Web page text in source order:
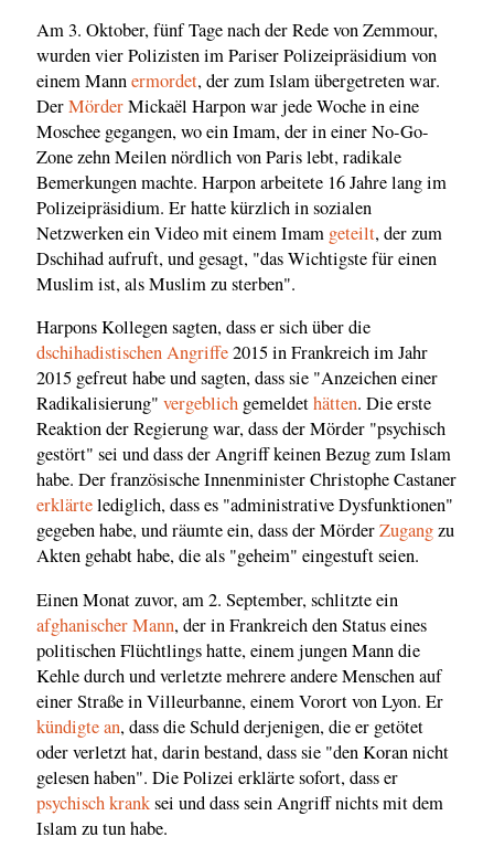
Am 3. Oktober, fünf Tage nach der Rede von Zemmour,
wurden vier Polizisten im Pariser Polizeipräsidium von
einem Mannermordet, der zum Islam übergetreten war.
DerMörderMickaël Harpon war jede Woche in eine
Moschee gegangen, wo ein Imam, der in einer No-Go-
Zone zehn Meilen nördlich von Paris lebt, radikale
Bemerkungen machte. Harpon arbeitete 16 Jahre lang im
Polizeipräsidium. Er hatte kürzlich in sozialen
Netzwerken ein Video mit einem Imam geteilt, der zum
Dschihad aufruft, und gesagt, "das Wichtigste für einen
Muslim ist, als Muslim zu sterben".
Harpons Kollegen sagten, dass er sich über die
dschihadistischen Angriffe2015 in Frankreich im Jahr
2015 gefreut habe und sagten, dass sie "Anzeichen einer
Radikalisierung" vergeblich gemeldethätten. Die erste
Reaktion der Regierung war, dass der Mörder "psychisch
gestört" sei und dass der Angriff keinen Bezug zum Islam
habe. Der französische Innenminister Christophe Castaner
erklärtelediglich, dass es "administrative Dysfunktionen"
gegeben habe, und räumte ein, dass der MörderZugangzu
Akten gehabt habe, die als "geheim" eingestuft seien.
Einen Monat zuvor, am 2. September, schlitzte ein
afghanischer Mann, der in Frankreich den Status eines
politischen Flüchtlings hatte, einem jungen Mann die
Kehle durch und verletzte mehrere andere Menschen auf
einer Straße in Villeurbanne, einem Vorort von Lyon. Er
kündigte an, dass die Schuld derjenigen, die er getötet
oder verletzt hat, darin bestand, dass sie "den Koran nicht
gelesen haben". Die Polizei erklärte sofort, dass er
psychisch kranksei und dass sein Angriff nichts mit dem
Islam zu tun habe.